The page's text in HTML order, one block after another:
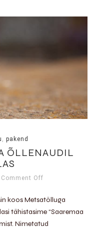
pakend
ÕLLENAUDIL
, Comment Off
koos Metsatölluga
tähistasime “Saaremaa
Nimetatud